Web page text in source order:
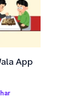
App